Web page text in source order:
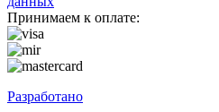
Принимаем к оплате:
Разработано